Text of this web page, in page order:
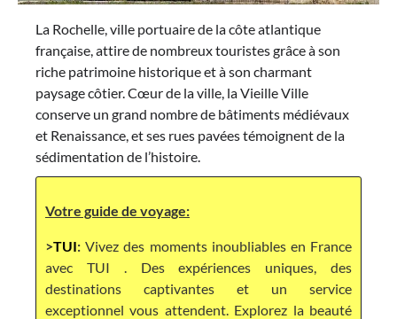
La Rochelle, ville portuaire de la côte atlantique
française, attire de nombreux touristes grâce à son
riche patrimoine historique et à son charmant
paysage côtier. Cœur de la ville, la Vieille Ville
conserve un grand nombre de bâtiments médiévaux
et Renaissance, et ses rues pavées témoignent de la
sédimentation de l’histoire.
Votre guide de voyage:
>TUI: Vivez des moments inoubliables en France
avec TUI . Des expériences uniques, des
destinations captivantes et un service
exceptionnel vous attendent. Explorez la beauté